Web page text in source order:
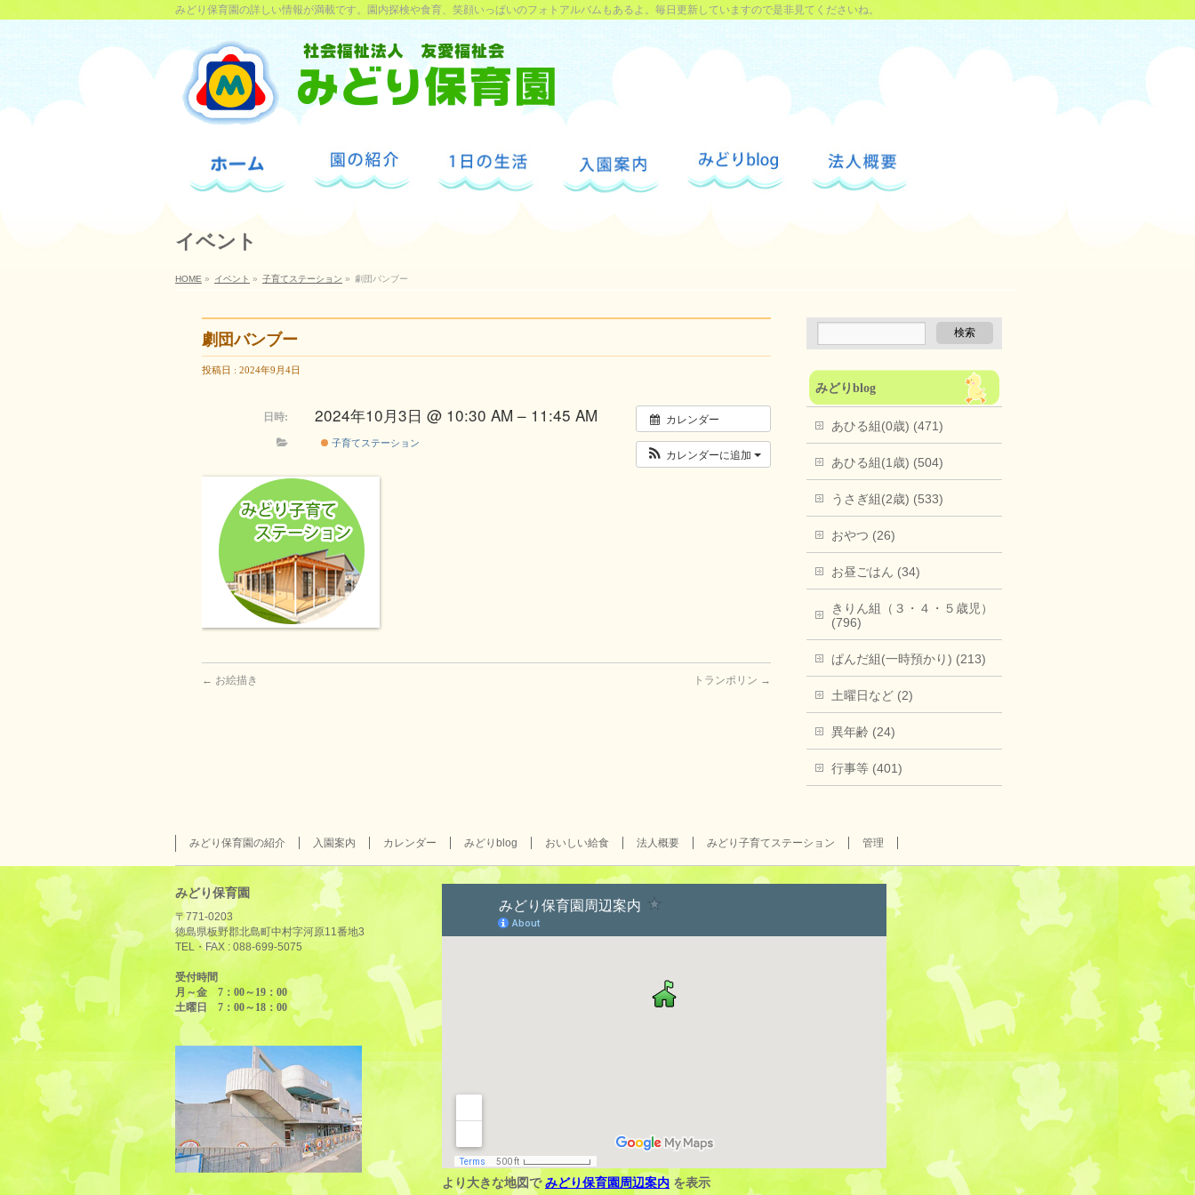
みどり保育園の詳しい情報が満載です。園内探検や食育、笑顔いっぱいのフォトアルバムもあるよ。毎日更新していますので是非見てくださいね。
イベント
HOME » イベント » 子育てステーション » 劇団バンブー
劇団バンブー
投稿日 : 2024年9月4日
カレンダー
カレンダーに追加
日時: 2024年10月3日 @ 10:30 AM – 11:45 AM
子育てステーション
← お絵描き トランポリン →
みどりblog
あひる組(0歳) (471)
あひる組(1歳) (504)
うさぎ組(2歳) (533)
おやつ (26)
お昼ごはん (34)
きりん組（３・４・５歳児）
(796)
ぱんだ組(一時預かり) (213)
土曜日など (2)
異年齢 (24)
行事等 (401)
みどり保育園の紹介 入園案内 カレンダー みどりblog おいしい給食 法人概要 みどり子育てステーション 管理
みどり保育園
〒771-0203
徳島県板野郡北島町中村字河原11番地3
TEL・FAX : 088-699-5075
受付時間
月～金 7：00～19：00
土曜日 7：00～18：00
より大きな地図で みどり保育園周辺案内 を表示